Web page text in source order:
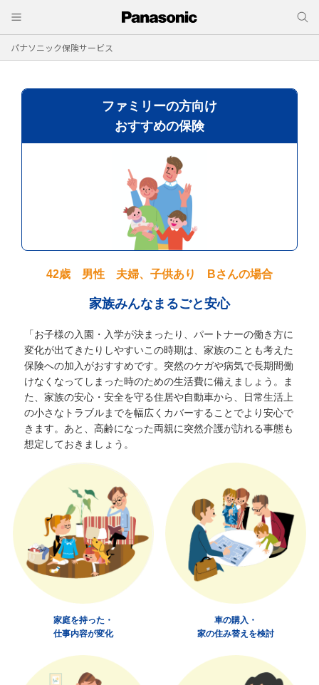
パナソニック保険サービス
ファミリーの方向け
おすすめの保険
42歳 男性 夫婦、子供あり Bさんの場合
家族みんなまるごと安心
「お子様の入園・入学が決まったり、パートナーの働き方に
変化が出てきたりしやすいこの時期は、家族のことも考えた
保険への加入がおすすめです。突然のケガや病気で長期間働
けなくなってしまった時のための生活費に備えましょう。ま
た、家族の安心・安全を守る住居や自動車から、日常生活上
の小さなトラブルまでを幅広くカバーすることでより安心で
きます。 あと、高齢になった両親に突然介護が訪れる事態も
想定しておきましょう。
家庭を持った・
仕事内容が変化
車の購入・
家の住み替えを検討